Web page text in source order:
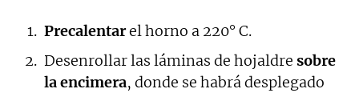
Precalentarel horno a 220° C.
Desenrollar las láminas de hojaldre sobre
la encimera, donde se habrá desplegado